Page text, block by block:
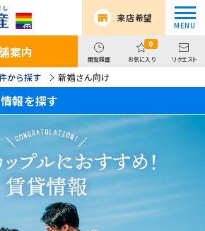
来店希望
案内 閲覧履歴
0
お気に入り リクエスト
から探す 新婚さん向け
報を探す